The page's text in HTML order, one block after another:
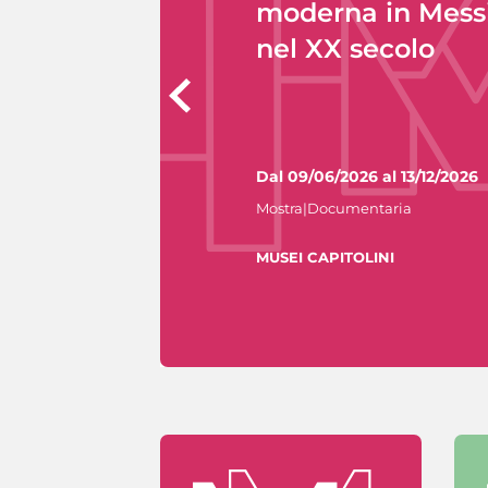
moderna in
nel XX secolo
Dal 09/06/2026 al 13/12/2026
Mostra|Documentaria
MUSEI CAPITOLINI